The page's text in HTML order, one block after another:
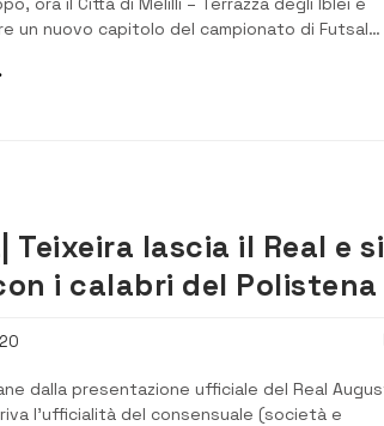
un nuovo capitolo del campionato di Futsal
prossimo sarà già tempo di mettersi alla prova
una squadra da non sottovalutare, ma che
Teixeira lascia il Real e si
i calabri del Polistena
dalla presentazione ufficiale del Real
l’ufficialità del consensuale (società e